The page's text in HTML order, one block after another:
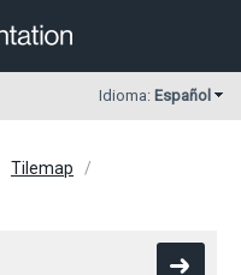
Idioma: Español
Tilemap